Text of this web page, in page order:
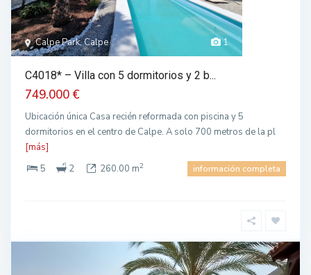
1
Calpe Park, Calpe
C4018* – Villa con 5 dormitorios y 2 b...
749.000 €
Ubicación única Casa recién reformada con piscina y 5
dormitorios en el centro de Calpe. A solo 700 metros de la pl
[más]
5
2 260.00 m2 información completa